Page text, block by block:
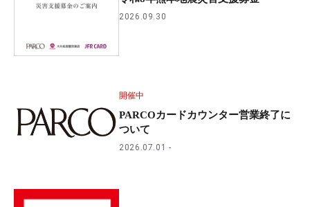
2026.09.30
開催中
PARCOカードカウンター営業終了に
ついて
2026.07.01